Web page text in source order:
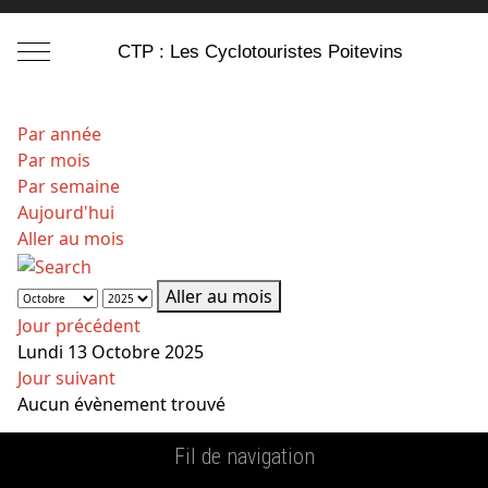
Mobile Menu ToggleCTP : Les Cyclotouristes Poitevins
Par année
Par mois
Par semaine
Aujourd'hui
Aller au mois
Aller au mois
Jour précédent
Lundi 13 Octobre 2025
Jour suivant
Aucun évènement trouvé
Fil de navigation